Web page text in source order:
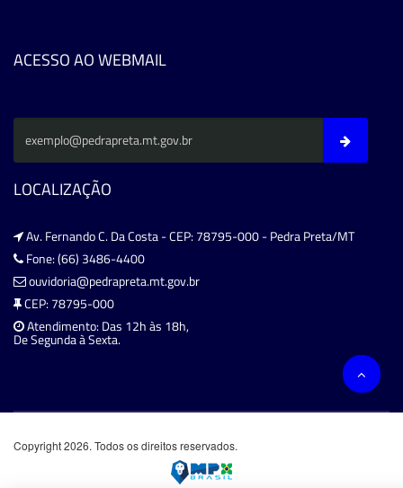
ACESSO AO WEBMAIL
LOCALIZAÇÃO
Av. Fernando C. Da Costa - CEP: 78795-000 - Pedra Preta/MT
Fone: (66) 3486-4400
ouvidoria@pedrapreta.mt.gov.br
CEP: 78795-000
Atendimento: Das 12h às 18h,
De Segunda à Sexta.
Copyright 2026. Todos os direitos reservados.